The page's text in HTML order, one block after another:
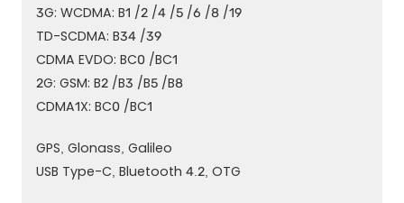
3G: WCDMA: B1 /2 /4 /5 /6 /8 /19
TD-SCDMA: B34 /39
CDMA EVDO: BC0 /BC1
2G: GSM: B2 /B3 /B5 /B8
CDMA1X: BC0 /BC1
GPS, Glonass, Galileo
USB Type-C, Bluetooth 4.2, OTG